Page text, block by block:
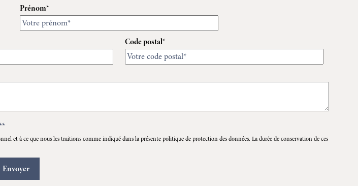
Prénom*
Code postal*
et à ce que nous les traitions comme indiqué dans la présente politique de protection des données. La durée de conservation de ces